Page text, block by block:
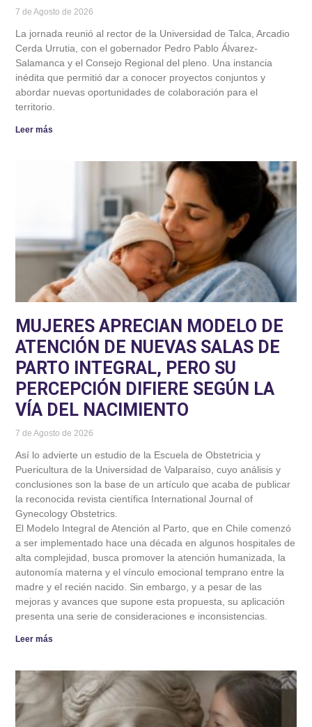
7 de Agosto de 2026
La jornada reunió al rector de la Universidad de Talca, Arcadio
Cerda Urrutia, con el gobernador Pedro Pablo Álvarez-
Salamanca y el Consejo Regional del pleno. Una instancia
inédita que permitió dar a conocer proyectos conjuntos y
abordar nuevas oportunidades de colaboración para el
territorio.
Leer más
MUJERES APRECIAN MODELO DE
ATENCIÓN DE NUEVAS SALAS DE
PARTO INTEGRAL, PERO SU
PERCEPCIÓN DIFIERE SEGÚN LA
VÍA DEL NACIMIENTO
7 de Agosto de 2026
Así lo advierte un estudio de la Escuela de Obstetricia y
Puericultura de la Universidad de Valparaíso, cuyo análisis y
conclusiones son la base de un artículo que acaba de publicar
la reconocida revista científica International Journal of
Gynecology Obstetrics.
El Modelo Integral de Atención al Parto, que en Chile comenzó
a ser implementado hace una década en algunos hospitales de
alta complejidad, busca promover la atención humanizada, la
autonomía materna y el vínculo emocional temprano entre la
madre y el recién nacido. Sin embargo, y a pesar de las
mejoras y avances que supone esta propuesta, su aplicación
presenta una serie de consideraciones e inconsistencias.
Leer más